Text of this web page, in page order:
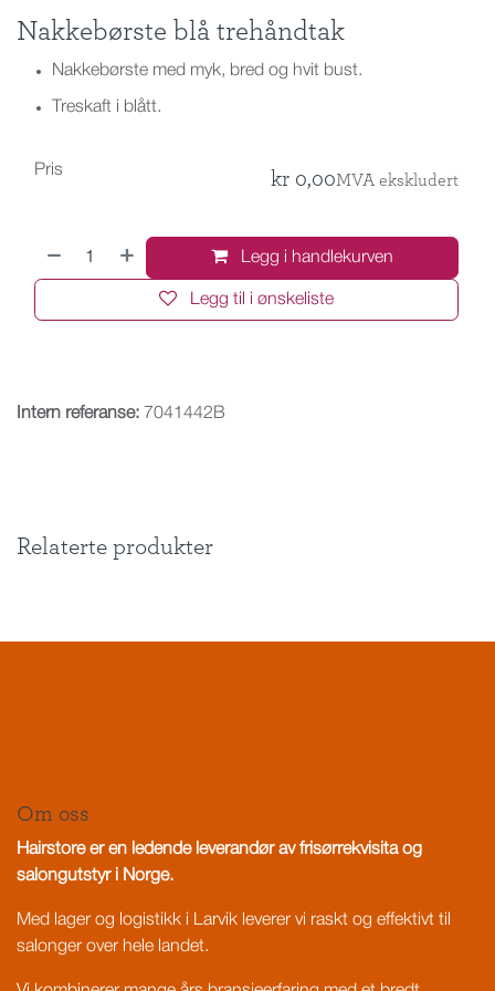
Nakkebørste blå trehåndtak
Nakkebørste med myk, bred og hvit bust.
Treskaft i blått.
Legg i handlekurven
Legg til i ønskeliste
Pris kr 0,00MVA ekskludert
Intern referanse: 7041442B
Relaterte produkter
Om oss
Hairstore er en ledende leverandør av frisørrekvisita og
salongutstyr i Norge.
Med lager og logistikk i Larvik leverer vi raskt og effektivt til
salonger over hele landet.